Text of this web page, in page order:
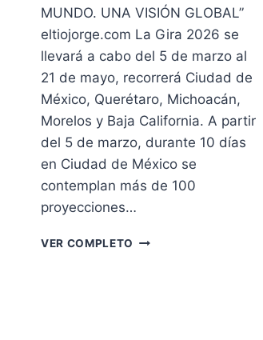
MUNDO. UNA VISIÓN GLOBAL”
eltiojorge.com La Gira 2026 se
llevará a cabo del 5 de marzo al
21 de mayo, recorrerá Ciudad de
México, Querétaro, Michoacán,
Morelos y Baja California. A partir
del 5 de marzo, durante 10 días
en Ciudad de México se
contemplan más de 100
proyecciones…
VER COMPLETO AMBULANTE